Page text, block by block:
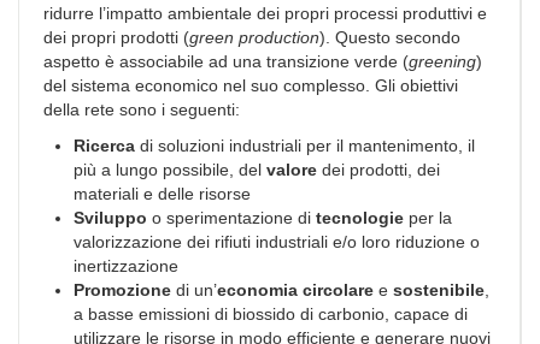
ridurre l’impatto ambientale dei propri processi produttivi e
dei propri prodotti (green production). Questo secondo
aspetto è associabile ad una transizione verde (greening)
del sistema economico nel suo complesso. Gli obiettivi
della rete sono i seguenti:
Ricerca di soluzioni industriali per il mantenimento, il
più a lungo possibile, del valore dei prodotti, dei
materiali e delle risorse
Sviluppo o sperimentazione di tecnologie per la
valorizzazione dei rifiuti industriali e/o loro riduzione o
inertizzazione
Promozione di un’economia circolare e sostenibile
a basse emissioni di biossido di carbonio, capace di
utilizzare le risorse in modo efficiente e generare nuovi